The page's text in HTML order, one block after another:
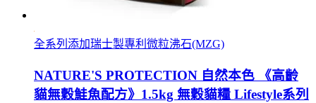
全系列添加瑞士製專利微粒沸石(MZG)
NATURE'S PROTECTION 自然本色 《高齡
貓無穀鮭魚配方》1.5kg 無穀貓糧 Lifestyle系列